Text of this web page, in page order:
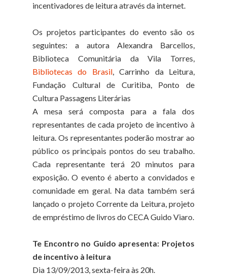
incentivadores de leitura através da internet.
Os projetos participantes do evento são os
seguintes: a autora Alexandra Barcellos,
Biblioteca Comunitária da Vila Torres,
Bibliotecas do Brasil, Carrinho da Leitura,
Fundação Cultural de Curitiba, Ponto de
Cultura Passagens Literárias
A mesa será composta para a fala dos
representantes de cada projeto de incentivo à
leitura. Os representantes poderão mostrar ao
público os principais pontos do seu trabalho.
Cada representante terá 20 minutos para
exposição. O evento é aberto a convidados e
comunidade em geral. Na data também será
lançado o projeto Corrente da Leitura, projeto
de empréstimo de livros do CECA Guido Viaro.
Te Encontro no Guido apresenta: Projetos
de incentivo à leitura
Dia 13/09/2013, sexta-feira às 20h.